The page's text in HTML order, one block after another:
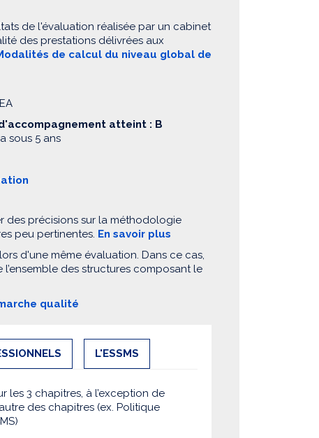
de l'évaluation réalisée par un cabinet
des prestations délivrées aux
de calcul du niveau global de
atteint : B
sous 5 ans
des précisions sur la méthodologie
peu pertinentes. En savoir plus
d'une même évaluation. Dans ce cas,
des structures composant le
qualité
L'ESSMS
les 3 chapitres, à l’exception de
des chapitres (ex. Politique